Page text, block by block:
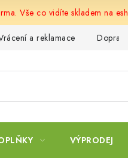
Vše co vidíte skladem na
a reklamace
VÝPRODEJ